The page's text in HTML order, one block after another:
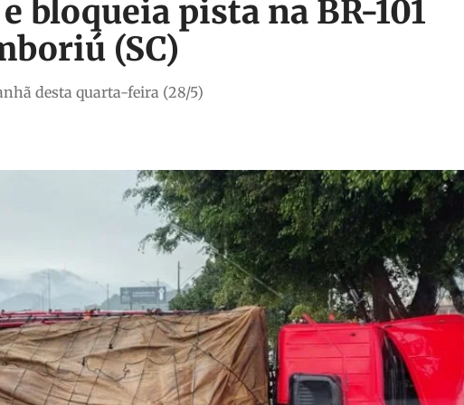
bloqueia pista na BR-101
(SC)
desta quarta-feira (28/5)